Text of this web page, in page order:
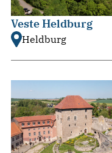
Veste Heldburg
Heldburg